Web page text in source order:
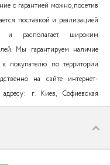
с гарантией можно, посетив
поставкой и реализацией
и располагает широким
Мы гарантируем наличие
покупателю по территории
на сайте интернет-
г. Киев, Софиевская